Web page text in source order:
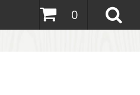
0